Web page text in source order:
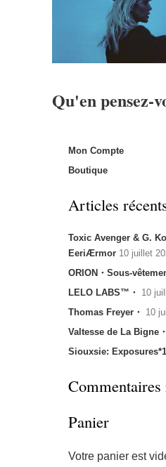
Qu'en pensez-
Mon Compte
Boutique
Articles
Toxic Avenger & G.
EeriÆrmor 10 juillet
ORION・Sous-
LELO LABS™・ 10
Thomas Freyer・ 10
Valtesse de La Bigne・
Siouxsie:
Commentaires
Panier
Votre panier est